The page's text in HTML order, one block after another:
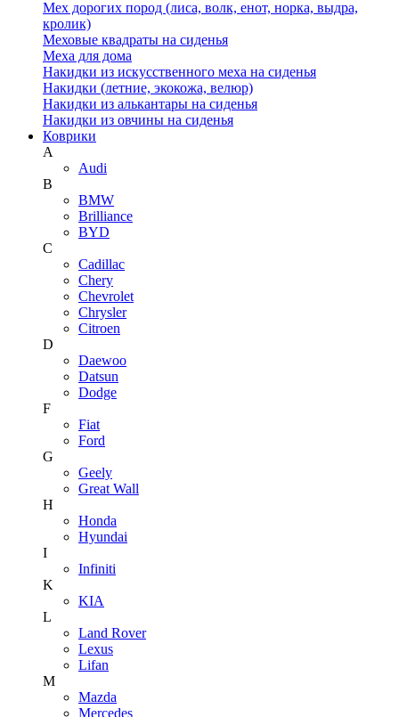
Мех дорогих пород (лиса, волк, енот, норка, выдра,
кролик)
Меховые квадраты на сиденья
Меха для дома
Накидки из искусственного меха на сиденья
Накидки (летние, экокожа, велюр)
Накидки из алькантары на сиденья
Накидки из овчины на сиденья
Коврики
A
Audi
B
BMW
Brilliance
BYD
C
Cadillac
Chery
Chevrolet
Chrysler
Citroen
D
Daewoo
Datsun
Dodge
F
Fiat
Ford
G
Geely
Great Wall
H
Honda
Hyundai
I
Infiniti
K
KIA
L
Land Rover
Lexus
Lifan
M
Mazda
Mercedes